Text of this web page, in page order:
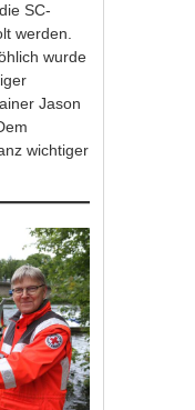
SC-
werden.
wurde
Jason
wichtiger